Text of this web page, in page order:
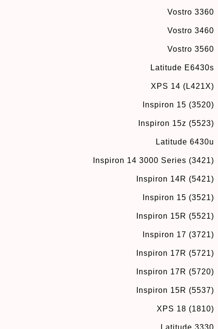
Vostro 3360
Vostro 3460
Vostro 3560
Latitude E6430s
XPS 14 (L421X)
Inspiron 15 (3520)
Inspiron 15z (5523)
Latitude 6430u
Inspiron 14 3000 Series (3421)
Inspiron 14R (5421)
Inspiron 15 (3521)
Inspiron 15R (5521)
Inspiron 17 (3721)
Inspiron 17R (5721)
Inspiron 17R (5720)
Inspiron 15R (5537)
XPS 18 (1810)
Latitude 3330